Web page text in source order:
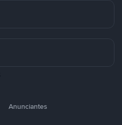
Anunciantes